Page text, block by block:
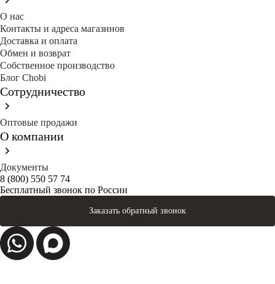
О нас
Контакты и адреса магазинов
Доставка и оплата
Обмен и возврат
Собственное производство
Блог Сhobi
Сотрудничество
Оптовые продажи
О компании
Документы
8 (800) 550 57 74
Бесплатный звонок по России
Заказать обратный звонок